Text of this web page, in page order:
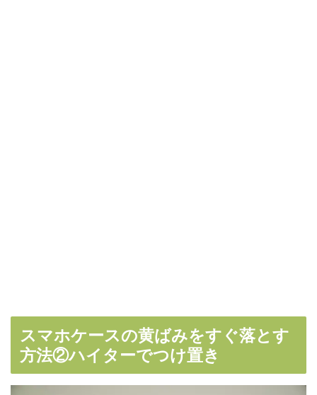
スマホケースの黄ばみをすぐ落とす
方法②ハイターでつけ置き